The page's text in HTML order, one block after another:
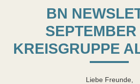
BN
KREISGRUPPE
Liebe Freunde,